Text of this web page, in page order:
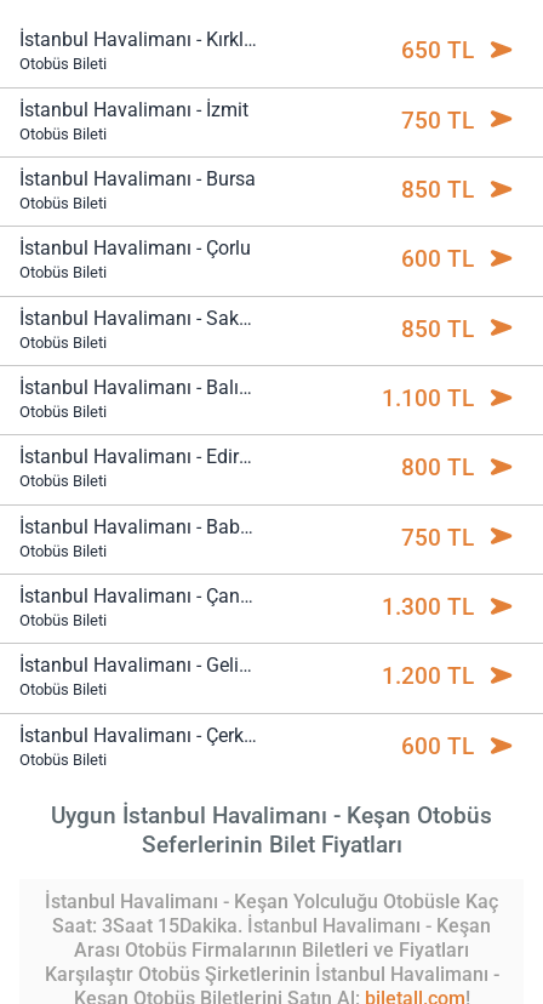
İstanbul Havalimanı - Kırklareli
Otobüs Bileti 650 TL
İstanbul Havalimanı - İzmit
Otobüs Bileti 750 TL
İstanbul Havalimanı - Bursa
Otobüs Bileti 850 TL
İstanbul Havalimanı - Çorlu
Otobüs Bileti 600 TL
İstanbul Havalimanı - Sakarya
Otobüs Bileti 850 TL
İstanbul Havalimanı - Balıkesir
Otobüs Bileti 1.100 TL
İstanbul Havalimanı - Edirne
Otobüs Bileti 800 TL
İstanbul Havalimanı - Babaeski
Otobüs Bileti 750 TL
İstanbul Havalimanı - Çanakkale
Otobüs Bileti 1.300 TL
İstanbul Havalimanı - Gelibolu
Otobüs Bileti 1.200 TL
İstanbul Havalimanı - Çerkezköy
Otobüs Bileti 600 TL
Uygun İstanbul Havalimanı - Keşan Otobüs
Seferlerinin Bilet Fiyatları
İstanbul Havalimanı - Keşan Yolculuğu Otobüsle Kaç
Saat: 3Saat 15Dakika. İstanbul Havalimanı - Keşan
Arası Otobüs Firmalarının Biletleri ve Fiyatları
Karşılaştır Otobüs Şirketlerinin İstanbul Havalimanı -
Keşan Otobüs Biletlerini Satın Al: biletall.com!